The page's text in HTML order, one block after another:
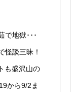
で地獄･･･
怪談三昧！
も盛沢山の
から9/2ま